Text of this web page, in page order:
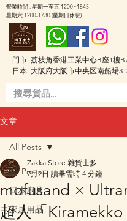
門市: 荔枝角香港工業中心B座1樓
日本: 大阪府大阪市中央区南船場3-
營業時間 : 星期一至五 1200~1845
星期六 1200-1730(星期日休息)
文章
All Posts
日本廚具
家居用品
All Posts
mofusand ×
超人「Kiramekko
Zakka Store 雜貨士多
7月2日 讀畢需時 4 分鐘